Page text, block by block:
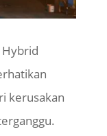
Hybrid
kerusakan